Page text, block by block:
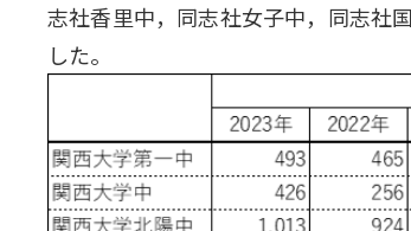
志社香里中，同志社女子中，同志社
した。